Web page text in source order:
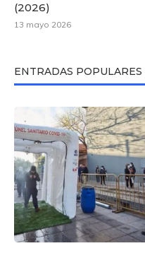
(2026)
13 mayo 2026
ENTRADAS POPULARES